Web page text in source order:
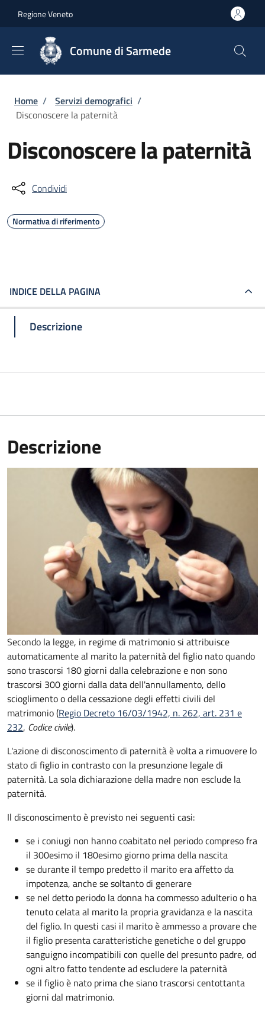
Regione Veneto
Comune di Sarmede
Briciole di pane
Home / Servizi demografici /
Disconoscere la paternità
Disconoscere la paternità
Condividi
Normativa di riferimento
INDICE DELLA PAGINA
Descrizione
Descrizione
Secondo la legge, in regime di matrimonio si attribuisce
automaticamente al marito la paternità del figlio nato quando
sono trascorsi 180 giorni dalla celebrazione e non sono
trascorsi 300 giorni dalla data dell'annullamento, dello
scioglimento o della cessazione degli effetti civili del
matrimonio (Regio Decreto 16/03/1942, n. 262, art. 231 e
232, Codice civile).
L'azione di disconoscimento di paternità è volta a rimuovere lo
stato di figlio in contrasto con la presunzione legale di
paternità. La sola dichiarazione della madre non esclude la
paternità.
Il disconoscimento è previsto nei seguenti casi:
se i coniugi non hanno coabitato nel periodo compreso fra
il 300esimo il 180esimo giorno prima della nascita
se durante il tempo predetto il marito era affetto da
impotenza, anche se soltanto di generare
se nel detto periodo la donna ha commesso adulterio o ha
tenuto celata al marito la propria gravidanza e la nascita
del figlio. In questi casi il marito è ammesso a provare che
il figlio presenta caratteristiche genetiche o del gruppo
sanguigno incompatibili con quelle del presunto padre, od
ogni altro fatto tendente ad escludere la paternità
se il figlio è nato prima che siano trascorsi centottanta
giorni dal matrimonio.